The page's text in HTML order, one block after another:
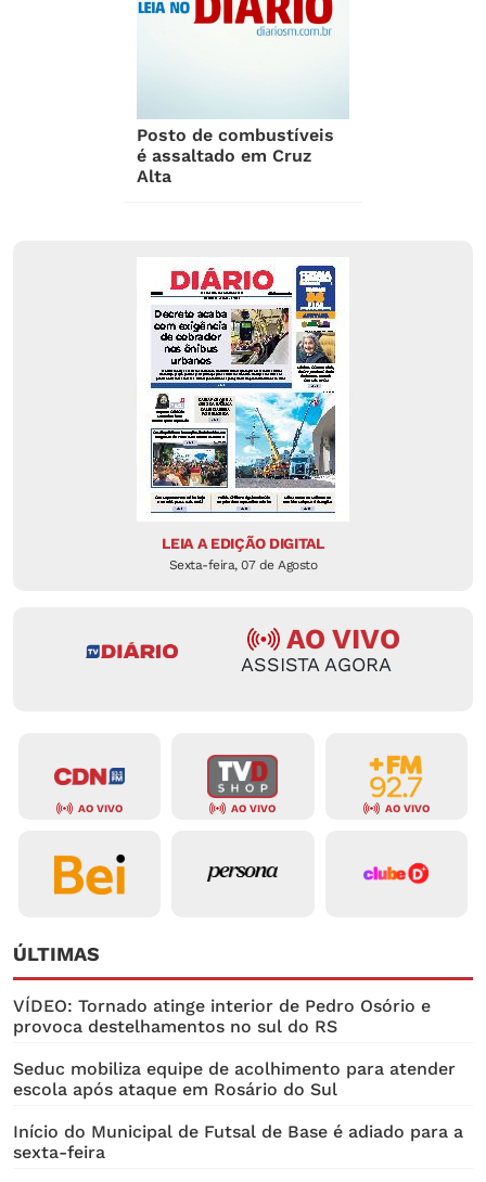
Posto de combustíveis
é assaltado em Cruz
Alta
LEIA A EDIÇÃO DIGITAL
Sexta-feira, 07 de Agosto
AO VIVO
ASSISTA AGORA
AO VIVO AO VIVO AO VIVO
ÚLTIMAS
VÍDEO: Tornado atinge interior de Pedro Osório e
provoca destelhamentos no sul do RS
Seduc mobiliza equipe de acolhimento para atender
escola após ataque em Rosário do Sul
Início do Municipal de Futsal de Base é adiado para a
sexta-feira